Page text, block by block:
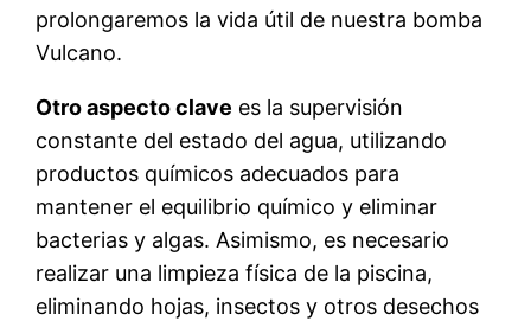
prolongaremos la vida útil de nuestra bomba
Vulcano.
Otro aspecto clave es la supervisión
constante del estado del agua, utilizando
productos químicos adecuados para
mantener el equilibrio químico y eliminar
bacterias y algas. Asimismo, es necesario
realizar una limpieza física de la piscina,
eliminando hojas, insectos y otros desechos